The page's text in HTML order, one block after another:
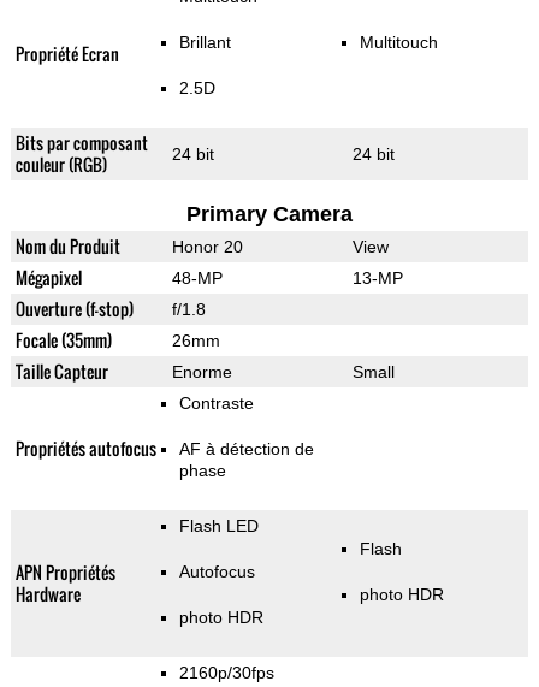
Propriété Ecran Brillant
2.5D
Multitouch
Bits par composant
couleur (RGB)
24 bit 24 bit
Primary Camera
Nom du Produit Honor 20 View
Mégapixel 48-MP 13-MP
Ouverture (f-stop) f/1.8
Focale (35mm) 26mm
Taille Capteur Enorme Small
Propriétés autofocus
Contraste
AF à détection de
phase
APN Propriétés
Hardware
Flash LED
Autofocus
photo HDR
Flash
photo HDR
2160p/30fps